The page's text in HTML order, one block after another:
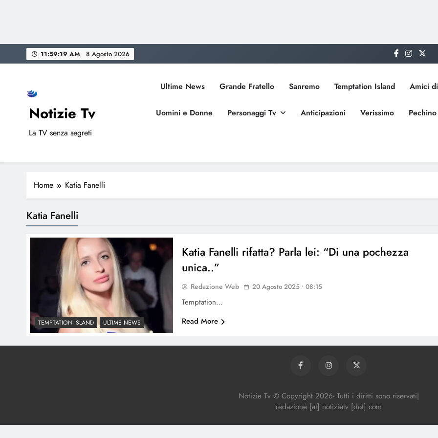
to
11:59:20 AM 8 Agosto 2026
Notizie Tv
La TV senza segreti
Ultime News Grande Fratello Sanremo Temptation Island Amici
Uomini e Donne Personaggi Tv Anticipazioni Verissimo
Home Katia Fanelli
Katia Fanelli
TEMPTATION ISLAND ULTIME NEWS
Katia Fanelli rifatta? Parla lei: “Di una pochezza
unica..”
Redazione Web 20 Agosto 2025 • 08:15
Temptation…
Read More
Notizie Tv ©Copyright2026- Tutti i diritti sono riservati|
redazione [at] notizietv [dot] com